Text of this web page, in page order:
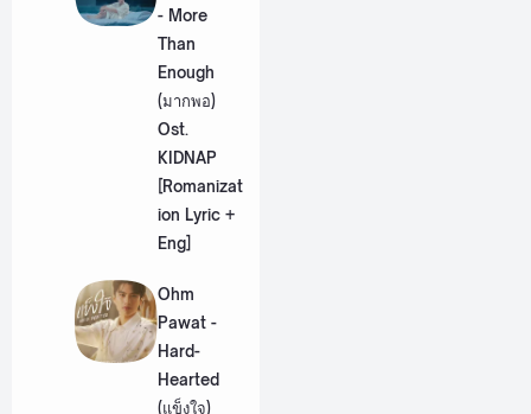
- More
Than
Enough
(มากพอ)
Ost.
KIDNAP
[Romanizat
ion Lyric +
Eng]
Ohm
Pawat -
Hard-
Hearted
(แข็งใจ)